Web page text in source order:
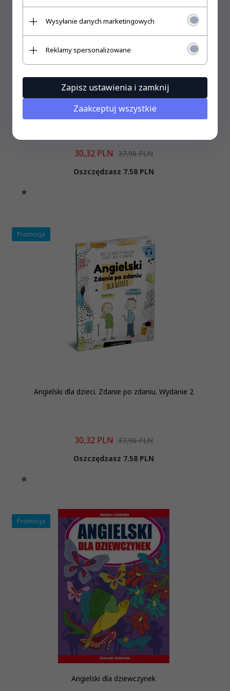
Angielski dla dzieci. Zdanie po zdaniu + MP3
30,32 PLN 37,90 PLN
Oszczędzasz 7.58 PLN
Promocja
Angielski dla dzieci. Zdanie po zdaniu. Wydanie 2
30,32 PLN 37,90 PLN
Oszczędzasz 7.58 PLN
Promocja
Angielski dla dziewczynek
Wysyłanie danych marketingowych
Reklamy spersonalizowane
Zapisz ustawienia i zamknij
Zaakceptuj wszystkie